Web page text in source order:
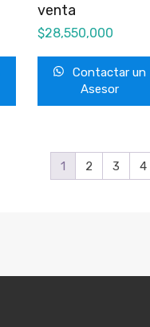
venta
$28,550,000
Contactar un
Asesor
1 2 3 4